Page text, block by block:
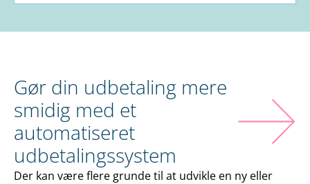
Gør din udbetaling mere
smidig med et
automatiseret
udbetalingssystem
Der kan være flere grunde til at udvikle en ny eller